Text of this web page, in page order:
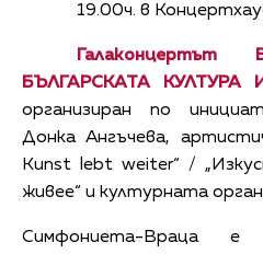
19.00ч. в
Галаконцертът
БЪЛГАРСКАТА КУЛТУРА
организиран по
Донка Ангъчева,
Kunst lebt weiter“ /
живее“ и културната
Симфониета-Враца е